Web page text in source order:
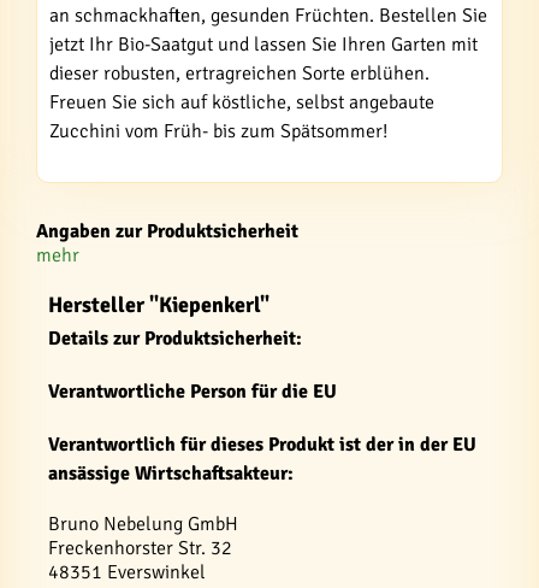
an schmackhaften, gesunden Früchten. Bestellen Sie
jetzt Ihr Bio-Saatgut und lassen Sie Ihren Garten mit
dieser robusten, ertragreichen Sorte erblühen.
Freuen Sie sich auf köstliche, selbst angebaute
Zucchini vom Früh- bis zum Spätsommer!
Angaben zur Produktsicherheit
mehr
Hersteller "Kiepenkerl"
Details zur Produktsicherheit:
Verantwortliche Person für die EU
Verantwortlich für dieses Produkt ist der in der EU
ansässige Wirtschaftsakteur:
Bruno Nebelung GmbH
Freckenhorster Str. 32
48351 Everswinkel